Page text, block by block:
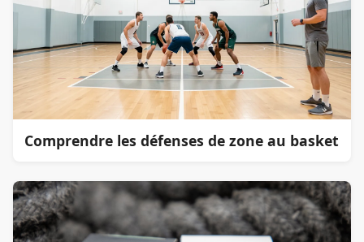
Comprendre les défenses de zone au basket